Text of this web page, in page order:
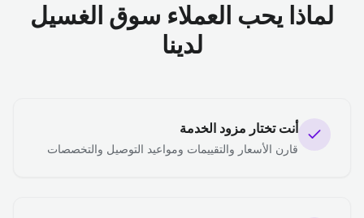
لماذا يحب العملاء سوق الغسيل
لدينا
أنت تختار مزود الخدمة
قارن الأسعار والتقييمات ومواعيد التوصيل والتخصصات